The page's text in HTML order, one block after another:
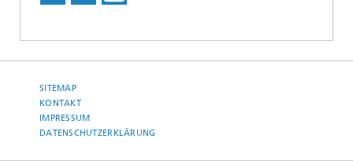
SITEMAP
KONTAKT
IMPRESSUM
DATENSCHUTZERKLÄRUNG